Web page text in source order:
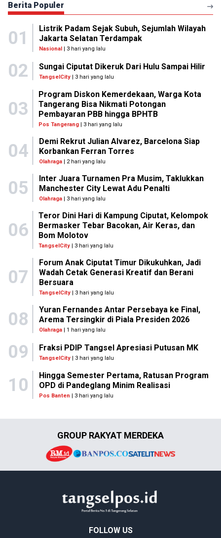
Berita Populer
01
Listrik Padam Sejak Subuh, Sejumlah Wilayah
Jakarta Selatan Terdampak
Nasional| 3 hari yang lalu
02 Sungai Ciputat Dikeruk Dari Hulu Sampai Hilir
TangselCity | 3 hari yang lalu
03
Program Diskon Kemerdekaan, Warga Kota
Tangerang Bisa Nikmati Potongan
Pembayaran PBB hingga BPHTB
Pos Tangerang | 3 hari yang lalu
04
Demi Rekrut Julian Alvarez, Barcelona Siap
Korbankan Ferran Torres
Olahraga| 2 hari yang lalu
05
Inter Juara Turnamen Pra Musim, Taklukkan
Manchester City Lewat Adu Penalti
Olahraga| 3 hari yang lalu
06
Teror Dini Hari di Kampung Ciputat, Kelompok
Bermasker Tebar Bacokan, Air Keras, dan
Bom Molotov
TangselCity | 3 hari yang lalu
07
Forum Anak Ciputat Timur Dikukuhkan, Jadi
Wadah Cetak Generasi Kreatif dan Berani
Bersuara
TangselCity| 3 hari yang lalu
08
Yuran Fernandes Antar Persebaya ke Final,
Arema Tersingkir di Piala Presiden 2026
Olahraga| 1 hari yang lalu
09 Fraksi PDIP Tangsel Apresiasi Putusan MK
TangselCity | 3 hari yang lalu
10
Hingga Semester Pertama, Ratusan Program
OPD di Pandeglang Minim Realisasi
Pos Banten | 3 hari yang lalu
GROUP RAKYAT MERDEKA
FOLLOW US